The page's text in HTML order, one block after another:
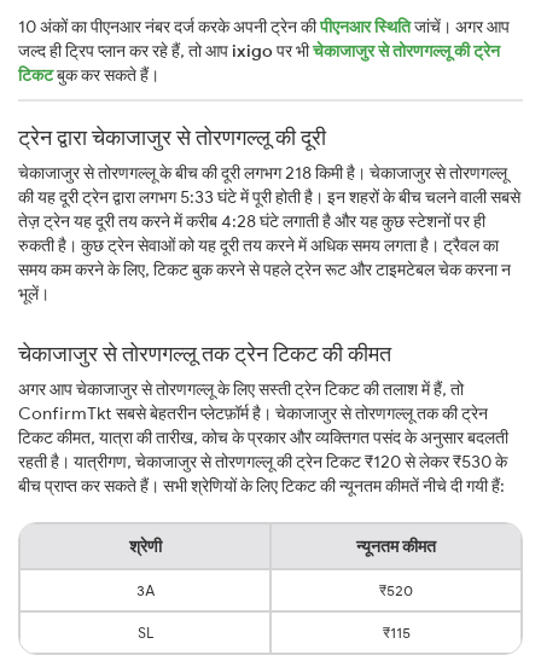
10 अंकों का पीएनआर नंबर दर्ज करके अपनी ट्रेन कीपीएनआर स्थितिजांचें। अगर आप
जल्द ही ट्रिप प्लान कर रहे हैं, तो आपixigoपर भीचेकाजाजुर से तोरणगल्लू की ट्रेन
टिकटबुक कर सकते हैं।
ट्रेन द्वारा चेकाजाजुर से तोरणगल्लू की दूरी
चेकाजाजुर से तोरणगल्लू के बीच की दूरी लगभग 218 किमी है। चेकाजाजुर से तोरणगल्लू
की यह दूरी ट्रेन द्वारा लगभग 5:33 घंटे में पूरी होती है। इन शहरों के बीच चलने वाली सबसे
तेज़ ट्रेन यह दूरी तय करने में करीब 4:28 घंटे लगाती है और यह कुछ स्टेशनों पर ही
रुकती है। कुछ ट्रेन सेवाओं को यह दूरी तय करने में अधिक समय लगता है। ट्रैवल का
समय कम करने के लिए, टिकट बुक करने से पहले ट्रेन रूट और टाइमटेबल चेक करना न
भूलें।
चेकाजाजुर से तोरणगल्लू तक ट्रेन टिकट की कीमत
अगर आप चेकाजाजुर से तोरणगल्लू के लिए सस्ती ट्रेन टिकट की तलाश में हैं, तो
ConfirmTkt सबसे बेहतरीन प्लेटफ़ॉर्म है। चेकाजाजुर से तोरणगल्लू तक की ट्रेन
टिकट कीमत, यात्रा की तारीख, कोच के प्रकार और व्यक्तिगत पसंद के अनुसार बदलती
रहती है। यात्रीगण, चेकाजाजुर से तोरणगल्लू की ट्रेन टिकट ₹120 से लेकर ₹530 के
बीच प्राप्त कर सकते हैं। सभी श्रेणियों के लिए टिकट की न्यूनतम कीमतें नीचे दी गयी हैं:
श्रेणी न्यूनतम कीमत
3A ₹520
SL ₹115